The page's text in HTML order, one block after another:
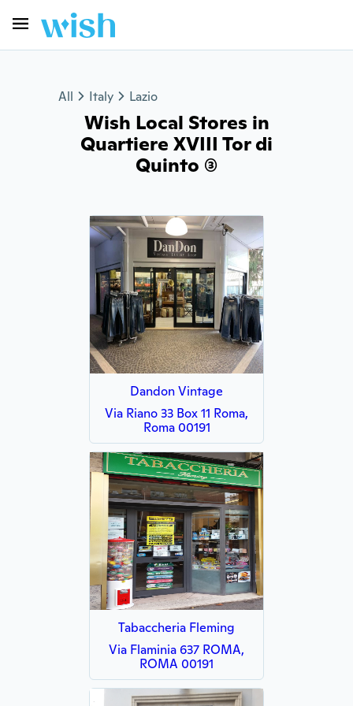
All Italy Lazio
Wish Local Stores in
Quartiere XVIII Tor di
Quinto (3)
Dandon Vintage
Via Riano 33 Box 11 Roma,
Roma 00191
Tabaccheria Fleming
Via Flaminia 637 ROMA,
ROMA 00191